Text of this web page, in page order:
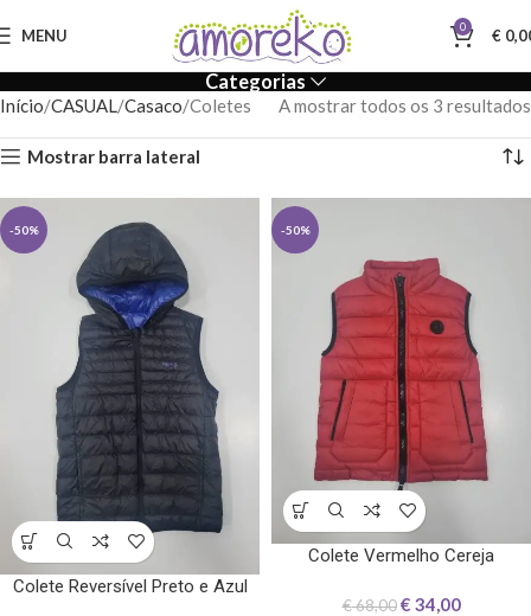
MENU 0 €
Categorias
Início CASUAL Casaco Coletes A mostrar todos os 3 resultados
Mostrar barra lateral
-50%
Colete Reversível Preto e Azul
-50%
Colete Vermelho Cereja
€68,00 € 34,00